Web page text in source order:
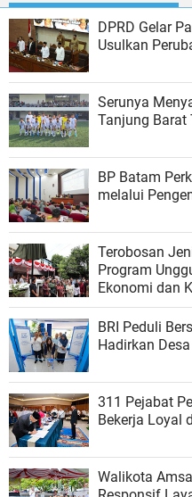
DPRD Gelar
Usulkan
Serunya
Tanjung
BP Batam
melalui
Terobosan
Program
Ekonomi dan
BRI Peduli
Hadirkan
311 Pejabat
Bekerja Loyal
Walikota